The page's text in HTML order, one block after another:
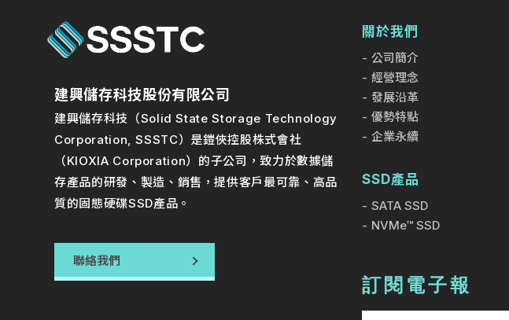
建興儲存科技股份有限公司
建興儲存科技（Solid State Storage Technology
Corporation, SSSTC）是鎧俠控股株式會社
（KIOXIA Corporation）的子公司，致力於數據儲
存產品的研發、製造、銷售，提供客戶最可靠、高品
質的固態硬碟SSD產品。
聯絡我們
關於我們
公司簡介
經營理念
發展沿革
優勢特點
企業永續
SSD產品
SATA SSD
NVMe™ SSD
訂閱電子報